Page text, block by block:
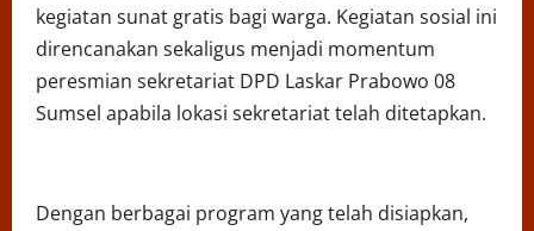
kegiatan sunat gratis bagi warga. Kegiatan sosial ini
direncanakan sekaligus menjadi momentum
peresmian sekretariat DPD Laskar Prabowo 08
Sumsel apabila lokasi sekretariat telah ditetapkan.
Dengan berbagai program yang telah disiapkan,